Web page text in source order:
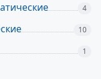
4
10
1